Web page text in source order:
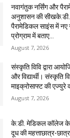
नवागंतुक नर्सिंग और
अनुशासन की
पैरामेडिकल साइंस में
प्रोग्राम में बताए...
August 7, 2026
संस्कृति विवि द्वारा
और विद्यार्थी। संस्कृति
माइक्रोसाफ्ट की एज्युरे
August 7, 2026
के.डी. मेडिकल कॉलेज के
दूध की महत्ताछात्र-